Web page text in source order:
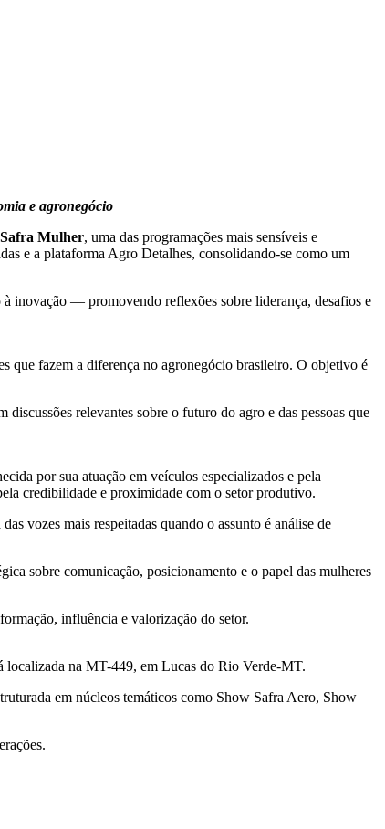
e agronegócio
Mulher, uma das programações mais sensíveis e
e a plataforma Agro Detalhes, consolidando-se como um
inovação — promovendo reflexões sobre liderança, desafios e
que fazem a diferença no agronegócio brasileiro. O objetivo é
relevantes sobre o futuro do agro e das pessoas que
por sua atuação em veículos especializados e pela
credibilidade e proximidade com o setor produtivo.
vozes mais respeitadas quando o assunto é análise de
sobre comunicação, posicionamento e o papel das mulheres
influência e valorização do setor.
localizada na MT-449, em Lucas do Rio Verde-MT.
em núcleos temáticos como Show Safra Aero, Show